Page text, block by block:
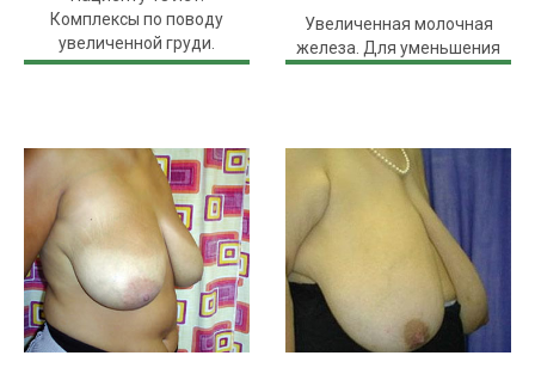
Комплексы по поводу
увеличенной груди.
Невозможность носить ...
Увеличенная молочная
железа. Для уменьшения